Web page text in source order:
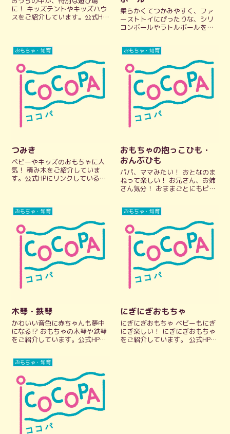
に！ キッズテントやキッズハウ
スをご紹介しています。公式HP
できます。 キッズテント・ハウ
ス ケユカ KEYUCA 組み立てかん
た...
柔らかくてつかみやすく、ファ
ーストトイにぴったりな、シリ
コンボールやラトルボールをま
い夢中に！公式HPにリンクして
いるので、気になるデザインや
サイズ、遊び方など、公式情報
をパッとチェッ...
おもちゃ・知育
つみき
ベビーやキッズのおもちゃに人
気！ 積み木をご紹介していま
す。公式HPにリンクしているの
ニー agney ゆうやけつみき 西
おもちゃ・知育
おもちゃの抱っこひも・
おんぶひも
パパ、ママみたい！ おとなのま
ねって楽しい！ お兄さん、お姉
さん気分！ おままごとにもピッ
ます。公式HPにリンクしている
ので、気になるデザインや使い
方など、公式情報をパッとチェ
ックできま...
おもちゃ・知育
木琴・鉄琴
かわいい音色に赤ちゃんも夢中
になる⁉️ おもちゃの木琴や鉄琴
をご紹介しています。公式HPに
をパッとチェックできます。 ア
グニー agney もっきんこぞう
西松屋 SmartAngel...
おもちゃ・知育
にぎにぎおもちゃ
にぎにぎおもちゃ ベビーもにぎ
にぎ楽しい！ にぎにぎおもちゃ
をご紹介しています。 公式HPに
おもちゃ・知育